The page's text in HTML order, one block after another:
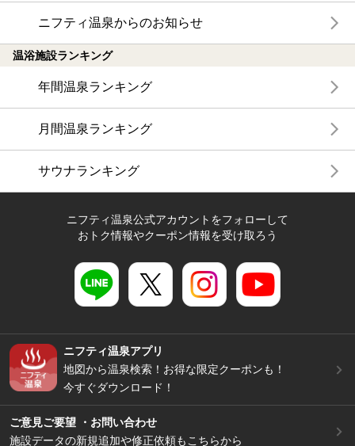
ニフティ温泉からのお知らせ
温浴施設ランキング
年間温泉ランキング
月間温泉ランキング
サウナランキング
ニフティ温泉公式アカウントをフォローして
おトク情報やクーポン情報を受け取ろう
ニフティ温泉アプリ
地図から温泉検索！お得な限定クーポンも！
今すぐダウンロード！
ご意見ご要望 ・お問い合わせ
施設データの新規追加や修正依頼もこちらから